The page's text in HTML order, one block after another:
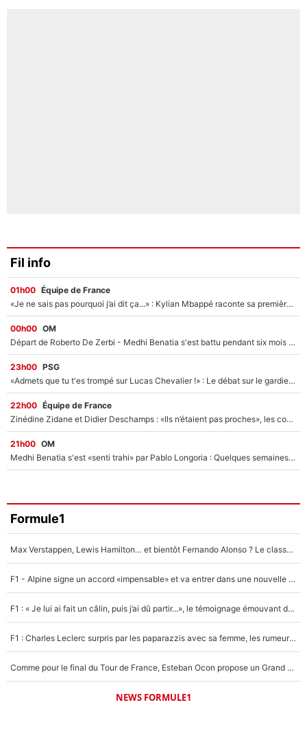
Fil info
01h00 Équipe de France
«Je ne sais pas pourquoi j’ai dit ça...» : Kylian Mbappé raconte sa première rencontre avec Zinédine Zidane (et c’est très drôle)
00h00 OM
Départ de Roberto De Zerbi - Medhi Benatia s'est battu pendant six mois pour le retenir à l'OM, le PSG a été le naufrage de trop : «Je pars avec toi»
23h00 PSG
«Admets que tu t'es trompé sur Lucas Chevalier !» : Le débat sur le gardien du PSG vire au clash à l'After Foot
22h00 Équipe de France
Zinédine Zidane et Didier Deschamps : «Ils n’étaient pas proches», les confidences d’un membre de l’équipe de France 1998 sur leur relation spéciale
21h00 OM
Medhi Benatia s'est «senti trahi» par Pablo Longoria : Quelques semaines après son départ, l'ancien directeur de football de l'OM règle ses comptes
Formule1
Max Verstappen, Lewis Hamilton… et bientôt Fernando Alonso ? Le classement des pilotes les mieux payés en Formule 1 risque de changer !
F1 - Alpine signe un accord «impensable» et va entrer dans une nouvelle dimension : Grande nouvelle pour Pierre Gasly !
F1 : « Je lui ai fait un câlin, puis j’ai dû partir...», le témoignage émouvant de Max Verstappen sur sa fille
F1 : Charles Leclerc surpris par les paparazzis avec sa femme, les rumeurs étaient vraies !
Comme pour le final du Tour de France, Esteban Ocon propose un Grand Prix de Formule 1 à Paris : «Autour de l’Arc de Triomphe, ce serait génial» !
NEWS FORMULE1